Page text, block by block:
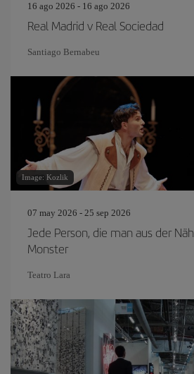
16 ago 2026 - 16 ago 2026
Real Madrid v Real Sociedad
Santiago Bernabeu
Image: Kozlik
07 may 2026 - 25 sep 2026
Jede Person, die man aus der
Monster
Teatro Lara